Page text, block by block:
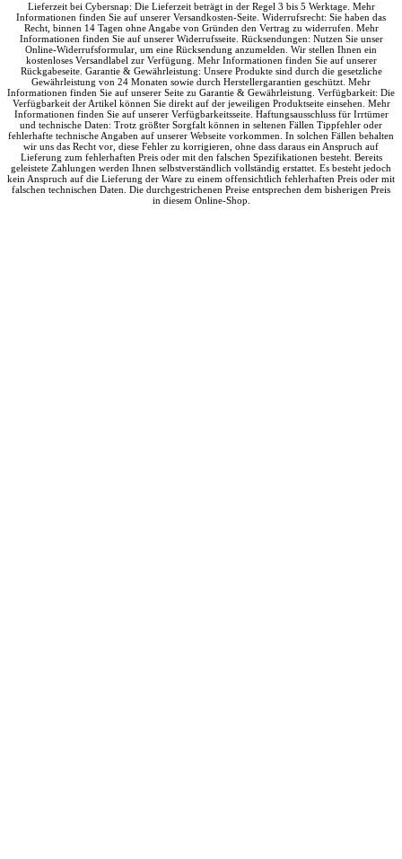
Lieferzeit bei Cybersnap: Die Lieferzeit beträgt in der Regel 3 bis 5 Werktage. Mehr
Informationen finden Sie auf unserer Versandkosten-Seite. Widerrufsrecht: Sie haben das
Recht, binnen 14 Tagen ohne Angabe von Gründen den Vertrag zu widerrufen. Mehr
Informationen finden Sie auf unserer Widerrufsseite. Rücksendungen: Nutzen Sie unser
Online-Widerrufsformular, um eine Rücksendung anzumelden. Wir stellen Ihnen ein
kostenloses Versandlabel zur Verfügung. Mehr Informationen finden Sie auf unserer
Rückgabeseite. Garantie & Gewährleistung: Unsere Produkte sind durch die gesetzliche
Gewährleistung von 24 Monaten sowie durch Herstellergarantien geschützt. Mehr
Informationen finden Sie auf unserer Seite zu Garantie & Gewährleistung. Verfügbarkeit: Die
Verfügbarkeit der Artikel können Sie direkt auf der jeweiligen Produktseite einsehen. Mehr
Informationen finden Sie auf unserer Verfügbarkeitsseite. Haftungsausschluss für Irrtümer
und technische Daten: Trotz größter Sorgfalt können in seltenen Fällen Tippfehler oder
fehlerhafte technische Angaben auf unserer Webseite vorkommen. In solchen Fällen behalten
wir uns das Recht vor, diese Fehler zu korrigieren, ohne dass daraus ein Anspruch auf
Lieferung zum fehlerhaften Preis oder mit den falschen Spezifikationen besteht. Bereits
geleistete Zahlungen werden Ihnen selbstverständlich vollständig erstattet. Es besteht jedoch
kein Anspruch auf die Lieferung der Ware zu einem offensichtlich fehlerhaften Preis oder mit
falschen technischen Daten. Die durchgestrichenen Preise entsprechen dem bisherigen Preis
in diesem Online-Shop.